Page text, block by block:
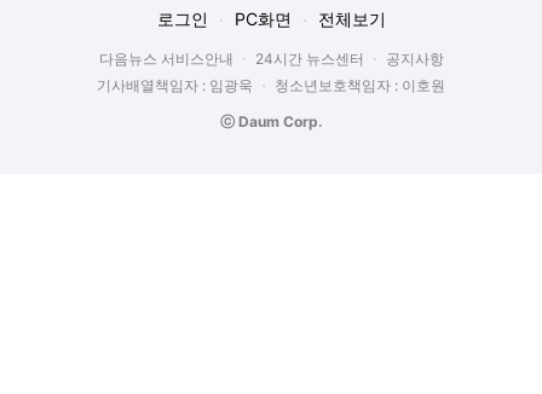
로그인 PC화면 전체보기
다음뉴스 서비스안내 24시간 뉴스센터
공지사항
기사배열책임자 : 임광욱
청소년보호책임자 : 이호원
ⓒ Daum Corp.